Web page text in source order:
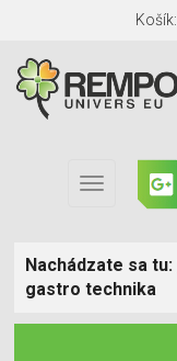
Košík:
Toggle
navigation
Nachádzate sa tu:
gastro technika